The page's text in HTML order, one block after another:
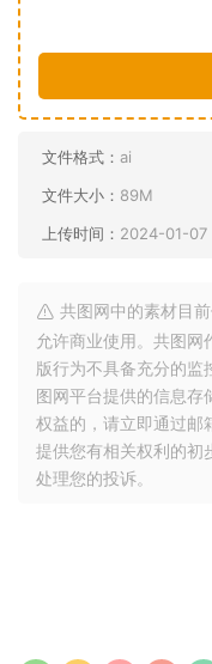
文件格式： ai
文件大小： 89M
上传时间： 2024-01-07
共图网中的素材目
允许商业使用。共图网
版行为不具备充分的监
图网平台提供的信息存
权益的，请立即通过邮
提供您有相关权利的初
处理您的投诉。